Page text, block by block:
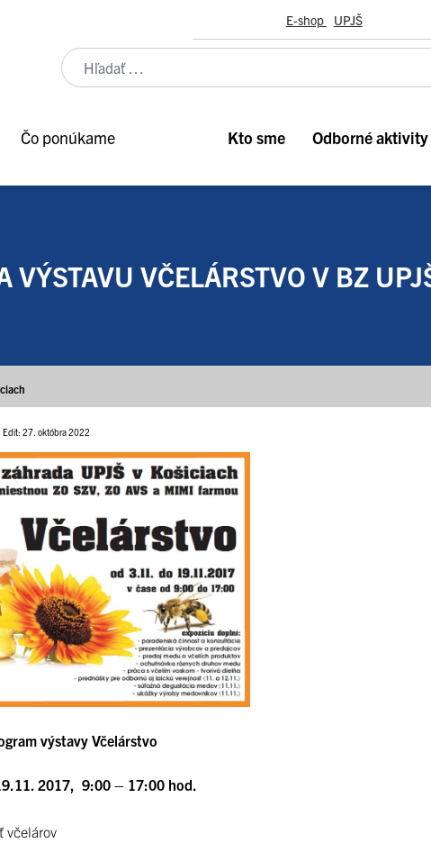
E-shop UPJŠ
Čo ponúkame Kto sme Odborné aktivity
VÝSTAVU VČELÁRSTVO V BZ
Edit: 27. októbra 2022
výstavy Včelárstvo
2017, 9:00 – 17:00 hod.
včelárov